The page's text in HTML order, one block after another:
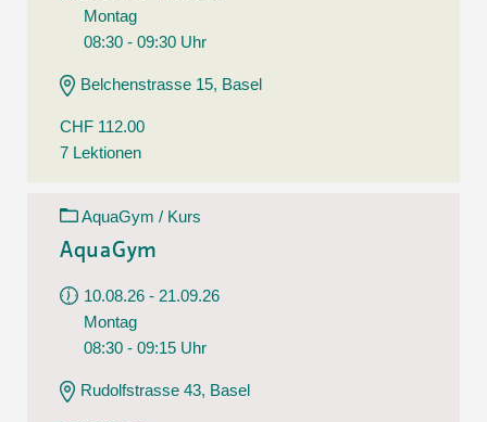
Montag
08:30 - 09:30 Uhr
Belchenstrasse 15, Basel
CHF 112.00
7 Lektionen
AquaGym / Kurs
AquaGym
10.08.26 - 21.09.26
Montag
08:30 - 09:15 Uhr
Rudolfstrasse 43, Basel